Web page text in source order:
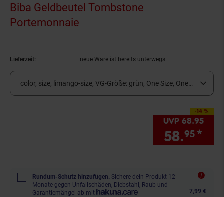
Biba Geldbeutel Tombstone
Portemonnaie
Lieferzeit: neue Ware ist bereits unterwegs
color, size, limango-size, VG-Größe: grün, One Size, One ...
-14 %
Sie Sparen 14
UVP 68.95
58.95 *
Rundum-Schutz hinzufügen. Sichere dein Produkt 12
Monate gegen Unfallschäden, Diebstahl, Raub und
Garantiemängel ab mit
7,99 €